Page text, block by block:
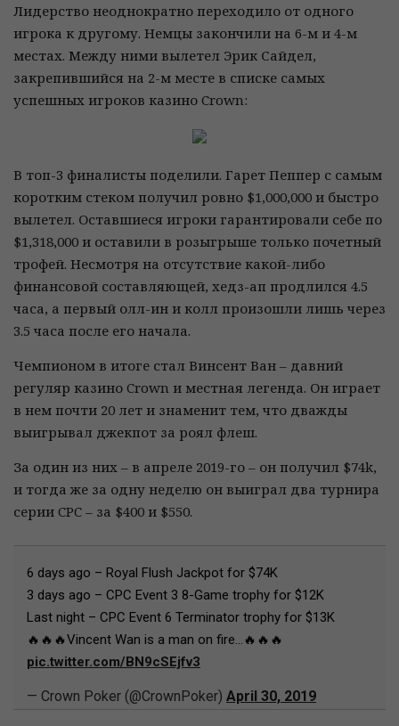
Лидерство неоднократно переходило от одного
игрока к другому. Немцы закончили на 6-м и 4-м
местах. Между ними вылетел Эрик Сайдел,
закрепившийся на 2-м месте в списке самых
успешных игроков казино Crown:
В топ-3 финалисты поделили. Гарет Пеппер с самым
коротким стеком получил ровно $1,000,000 и быстро
вылетел. Оставшиеся игроки гарантировали себе по
$1,318,000 и оставили в розыгрыше только почетный
трофей. Несмотря на отсутствие какой-либо
финансовой составляющей, хедз-ап продлился 4.5
часа, а первый олл-ин и колл произошли лишь через
3.5 часа после его начала.
Чемпионом в итоге стал Винсент Ван – давний
регуляр казино Crown и местная легенда. Он играет
в нем почти 20 лет и знаменит тем, что дважды
выигрывал джекпот за роял флеш.
За один из них – в апреле 2019-го – он получил $74k,
и тогда же за одну неделю он выиграл два турнира
серии CPC – за $400 и $550.
6 days ago – Royal Flush Jackpot for $74K
3 days ago – CPC Event 3 8-Game trophy for $12K
Last night – CPC Event 6 Terminator trophy for $13K
🔥🔥🔥Vincent Wan is a man on fire...🔥🔥🔥
pic.twitter.com/BN9cSEjfv3
— Crown Poker (@CrownPoker) April 30, 2019